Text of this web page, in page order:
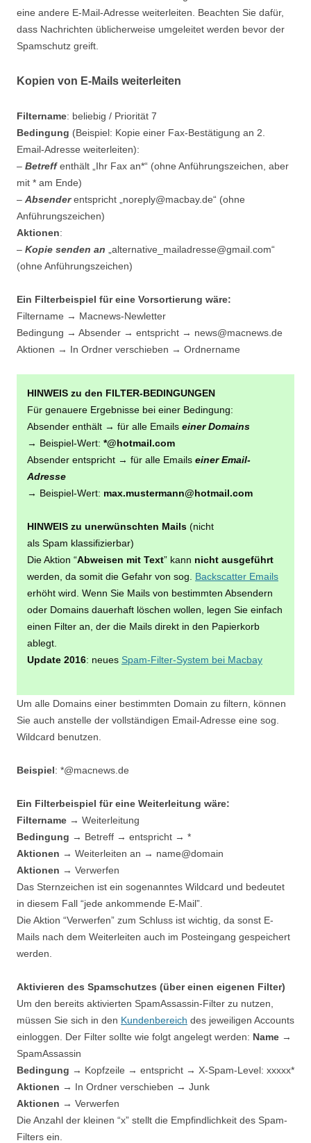
eine andere E-Mail-Adresse weiterleiten. Beachten Sie dafür,
dass Nachrichten üblicherweise umgeleitet werden bevor der
Spamschutz greift.
Kopien von E-Mails weiterleiten
Filtername: beliebig / Priorität 7
Bedingung (Beispiel: Kopie einer Fax-Bestätigung an 2.
Email-Adresse weiterleiten):
– Betreffenthält „Ihr Fax an*“ (ohne Anführungszeichen, aber
mit * am Ende)
– Absenderentspricht „noreply@macbay.de“ (ohne
Anführungszeichen)
Aktionen:
– Kopie senden an „alternative_mailadresse@gmail.com“
(ohne Anführungszeichen)
Ein Filterbeispiel für eine Vorsortierung wäre:
Filtername → Macnews-Newletter
Bedingung → Absender → entspricht → news@macnews.de
Aktionen → In Ordner verschieben → Ordnername
HINWEIS zu den FILTER-BEDINGUNGEN
Für genauere Ergebnisse bei einer Bedingung:
Absender enthält → für alle Emails einer Domains
→ Beispiel-Wert: *@hotmail.com
Absender entspricht → für alle Emails einer Email-
Adresse
→ Beispiel-Wert: max.mustermann@hotmail.com
HINWEIS zu unerwünschten Mails (nicht
als Spam klassifizierbar)
Die Aktion “Abweisen mit Text” kann nicht ausgeführt
werden, da somit die Gefahr von sog. Backscatter Emails
erhöht wird. Wenn Sie Mails von bestimmten Absendern
oder Domains dauerhaft löschen wollen, legen Sie einfach
einen Filter an, der die Mails direkt in den Papierkorb
ablegt.
Update 2016: neues Spam-Filter-System bei Macbay
Um alle Domains einer bestimmten Domain zu filtern, können
Sie auch anstelle der vollständigen Email-Adresse eine sog.
Wildcard benutzen.
Beispiel: *@macnews.de
Ein Filterbeispiel für eine Weiterleitung wäre:
Filtername → Weiterleitung
Bedingung → Betreff → entspricht → *
Aktionen → Weiterleiten an → name@domain
Aktionen → Verwerfen
Das Sternzeichen ist ein sogenanntes Wildcard und bedeutet
in diesem Fall “jede ankommende E-Mail”.
Die Aktion “Verwerfen” zum Schluss ist wichtig, da sonst E-
Mails nach dem Weiterleiten auch im Posteingang gespeichert
werden.
Aktivieren des Spamschutzes (über einen eigenen Filter)
Um den bereits aktivierten SpamAssassin-Filter zu nutzen,
müssen Sie sich in den Kundenbereich des jeweiligen Accounts
einloggen. Der Filter sollte wie folgt angelegt werden: Name →
SpamAssassin
Bedingung → Kopfzeile → entspricht → X-Spam-Level: xxxxx*
Aktionen → In Ordner verschieben → Junk
Aktionen → Verwerfen
Die Anzahl der kleinen “x” stellt die Empfindlichkeit des Spam-
Filters ein.